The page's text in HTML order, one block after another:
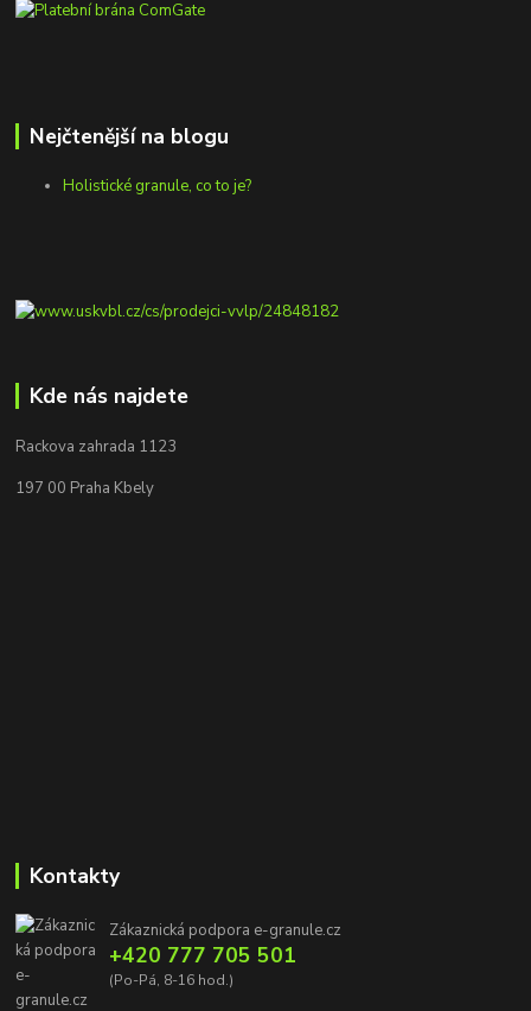
Nejčtenější na blogu
Holistické granule, co to je?
Kde nás najdete
Rackova zahrada 1123
197 00 Praha Kbely
Kontakty
Zákaznická podpora e-granule.cz
+420 777 705 501
(Po-Pá, 8-16 hod.)